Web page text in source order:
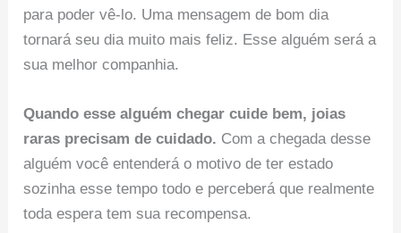
para poder vê-lo. Uma mensagem de bom dia
tornará seu dia muito mais feliz. Esse alguém será a
sua melhor companhia.
Quando esse alguém chegar cuide bem, joias
raras precisam de cuidado. Com a chegada desse
alguém você entenderá o motivo de ter estado
sozinha esse tempo todo e perceberá que realmente
toda espera tem sua recompensa.